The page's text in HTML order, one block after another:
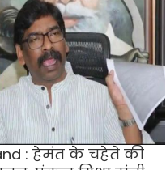
: हेमंत के चहेते की